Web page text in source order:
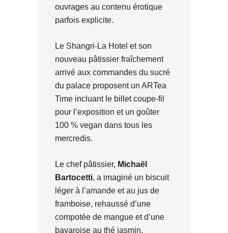
ouvrages au contenu érotique
parfois explicite.
Le Shangri-La Hotel et son
nouveau pâtissier fraîchement
arrivé aux commandes du sucré
du palace proposent un ARTea
Time incluant le billet coupe-fil
pour l’exposition et un goûter
100 % vegan dans tous les
mercredis.
Le chef pâtissier, Michaël
Bartocetti, a imaginé un biscuit
léger à l’amande et au jus de
framboise, rehaussé d’une
compotée de mangue et d’une
bavaroise au thé jasmin.